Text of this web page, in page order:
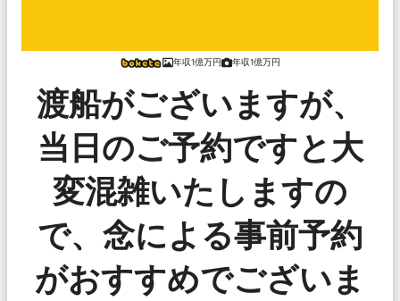
年収1億万円 年収1億万円
渡船がございますが、
当日のご予約ですと大
変混雑いたしますの
で、念による事前予約
がおすすめでございま